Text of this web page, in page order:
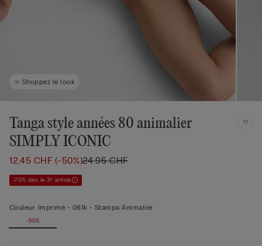
Shoppez le look
Tanga style années 80 animalier
SIMPLY ICONIC
12.45 CHF(-50%)24.95 CHF
-70% dès le 3ᵉ article
Couleur: Imprimé - 061k - Stampa Animalier
-50%